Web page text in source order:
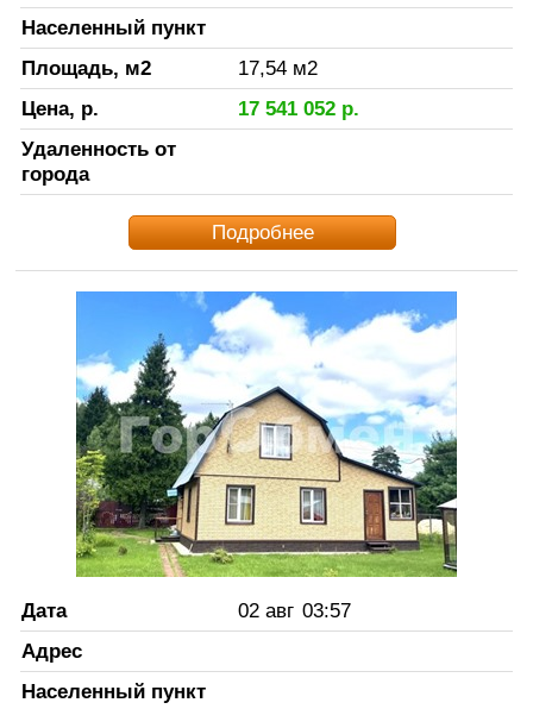
Населенный пункт
Площадь, м2
17,54 м2
Цена, р.
17 541 052р.
Удаленность от
города
Подробнее
Дата 02 авг 03:57
Адрес
Населенный пункт